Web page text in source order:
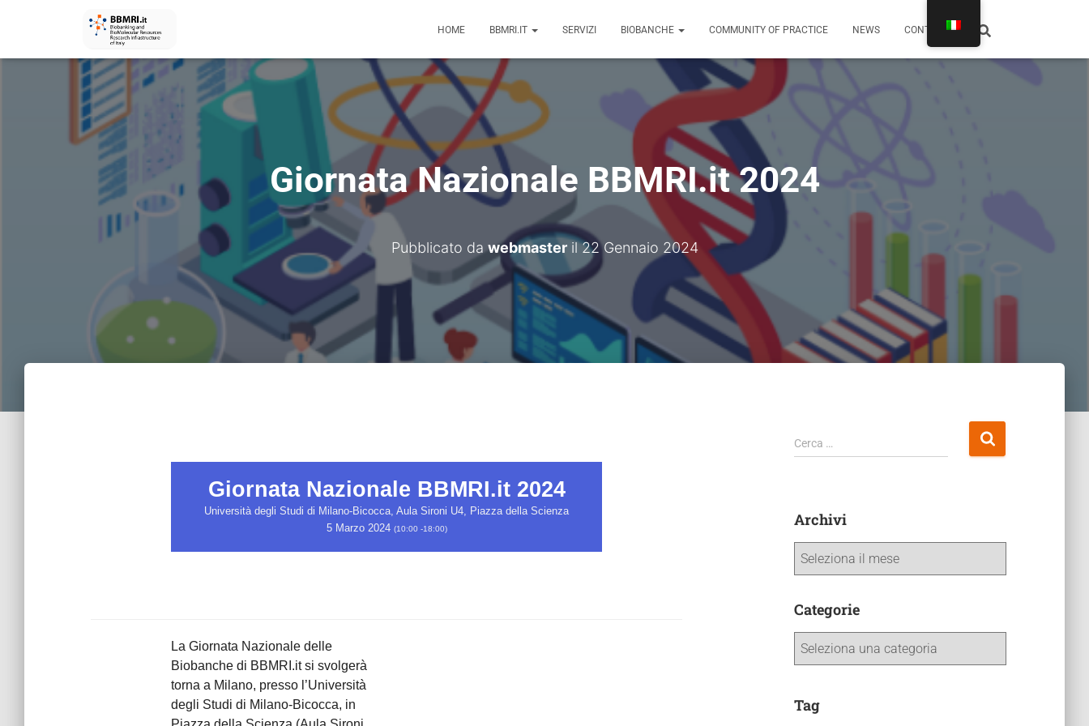
HOME BBMRI.IT SERVIZI BIOBANCHE COMMUNITY OF PRACTICE NEWS CONTATTI
Giornata Nazionale BBMRI.it 2024
Pubblicato dawebmasteril22 Gennaio 2024
Giornata Nazionale BBMRI.it 2024
Università degli Studi di Milano-Bicocca, Aula Sironi U4, Piazza della Scienza
5 Marzo 2024 (10:00 -18:00)
La Giornata Nazionale delle
Biobanche di BBMRI.it si svolgerà
torna a Milano, presso l’Università
degli Studi di Milano-Bicocca, in
Cerca …
Archivi
Categorie
Tag